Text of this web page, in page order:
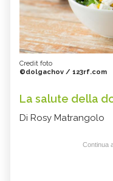
Credit foto
©dolgachov / 123rf.com
La salute della
Di Rosy Matrangolo
Continua